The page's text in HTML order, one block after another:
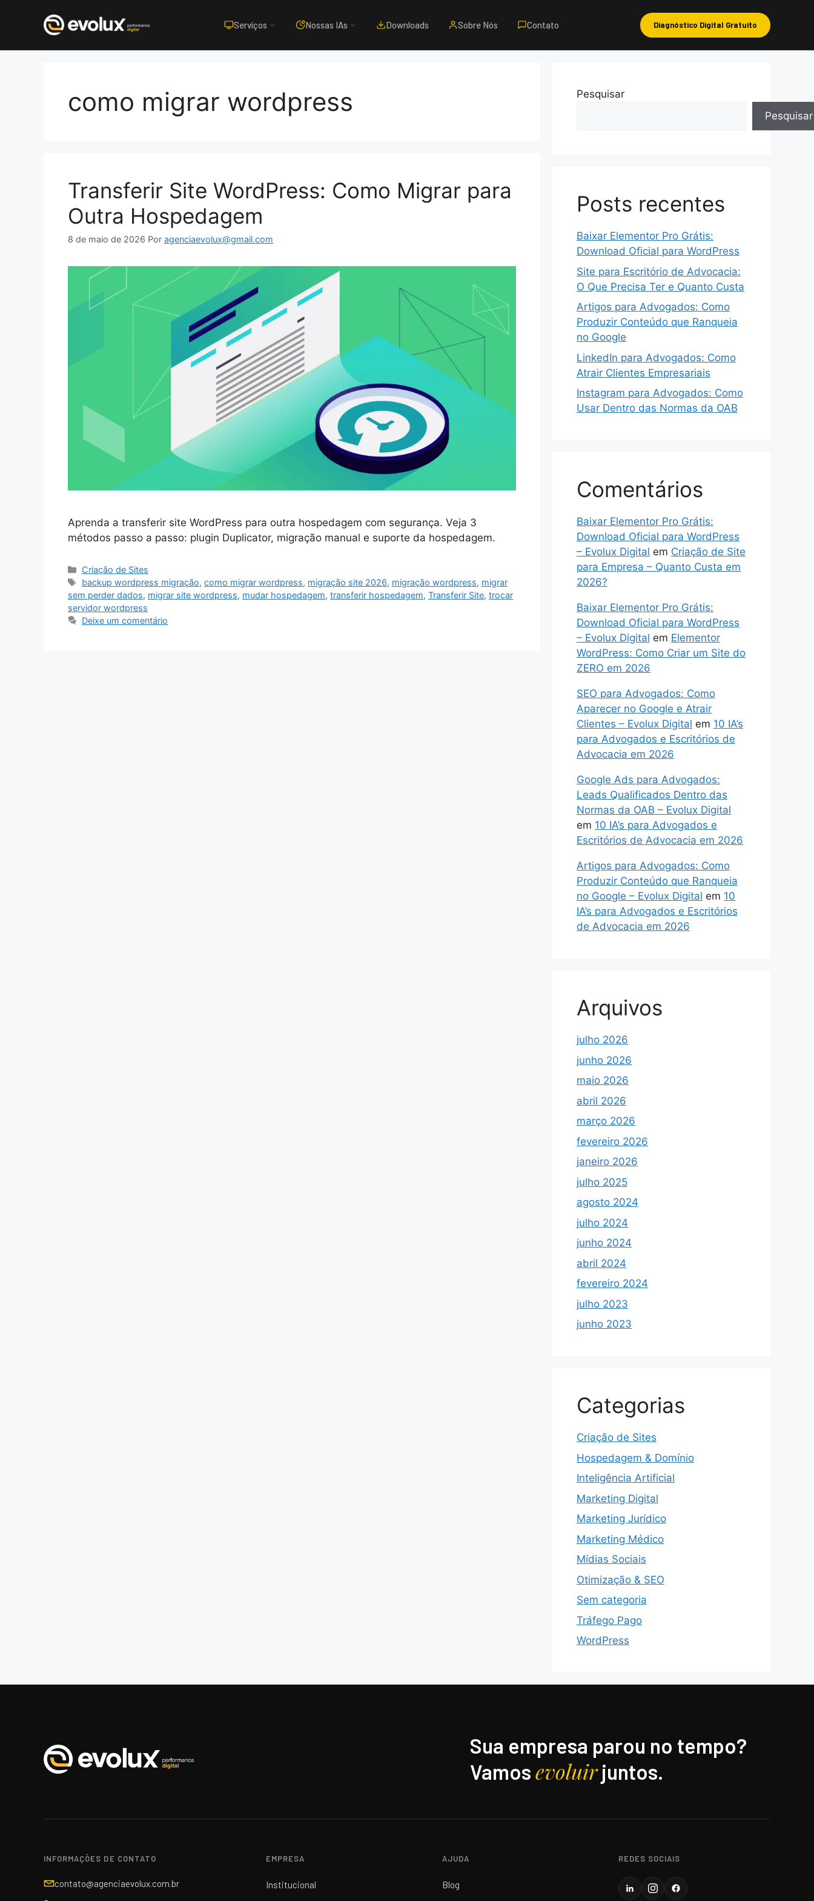
Serviços Nossas IAs Downloads Sobre Nós Contato Diagnóstico Digital Gratuito
como migrar wordpress
Transferir Site WordPress: Como Migrar para
Outra Hospedagem
8 de maio de 2026 Por agenciaevolux@gmail.com
Aprenda a transferir site WordPress para outra hospedagem com segurança. Veja 3
métodos passo a passo: plugin Duplicator, migração manual e suporte da hospedagem.
Categorias
Criação de Sites
Tags
backup wordpress migração,como migrar wordpress, migração site 2026, migração wordpress, migrar
sem perder dados, migrar site wordpress, mudar hospedagem, transferir hospedagem, Transferir Site, trocar
servidor wordpress
Deixe um comentário
Pesquisar
Pesquisar
Posts recentes
Baixar Elementor Pro Grátis:
Download Oficial para WordPress
Site para Escritório de Advocacia:
O Que Precisa Ter e Quanto Custa
Artigos para Advogados: Como
Produzir Conteúdo que Ranqueia
no Google
LinkedIn para Advogados: Como
Atrair Clientes Empresariais
Instagram para Advogados: Como
Usar Dentro das Normas da OAB
Comentários
Baixar Elementor Pro Grátis:
Download Oficial para WordPress
– Evolux Digital em Criação de Site
para Empresa – Quanto Custa em
2026?
Baixar Elementor Pro Grátis:
Download Oficial para WordPress
– Evolux Digital em Elementor
WordPress: Como Criar um Site do
ZERO em 2026
SEO para Advogados: Como
Aparecer no Google e Atrair
Clientes – Evolux Digital em 10 IA’s
para Advogados e Escritórios de
Advocacia em 2026
Google Ads para Advogados:
Leads Qualificados Dentro das
Normas da OAB – Evolux Digital
em 10 IA’s para Advogados e
Escritórios de Advocacia em 2026
Artigos para Advogados: Como
Produzir Conteúdo que Ranqueia
no Google – Evolux Digital em 10
IA’s para Advogados e Escritórios
de Advocacia em 2026
Arquivos
julho 2026
junho 2026
maio 2026
abril 2026
março 2026
fevereiro 2026
janeiro 2026
julho 2025
agosto 2024
julho 2024
junho 2024
abril 2024
fevereiro 2024
julho 2023
junho 2023
Categorias
Criação de Sites
Hospedagem & Domínio
Inteligência Artificial
Marketing Digital
Marketing Jurídico
Marketing Médico
Mídias Sociais
Otimização & SEO
Sem categoria
Tráfego Pago
WordPress
Sua empresa parou no tempo?
Vamosevoluirjuntos.
INFORMAÇÕES DE CONTATO
contato@agenciaevolux.com.br
EMPRESA
Institucional
AJUDA
Blog
REDES SOCIAIS